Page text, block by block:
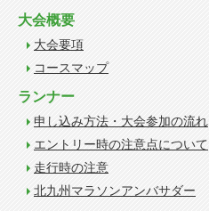
大会概要
大会要項
コースマップ
ランナー
申し込み方法・大会参加の流れ
エントリー時の注意点について
走行時の注意
北九州マラソンアンバサダー